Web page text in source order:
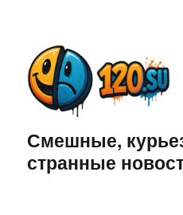
Смешные,
странные